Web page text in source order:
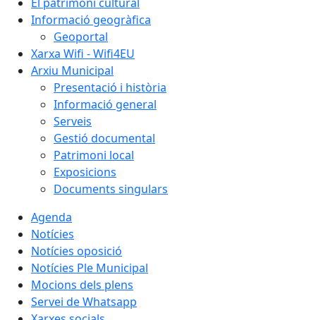
Informació geogràfica
Geoportal
Xarxa Wifi - Wifi4EU
Arxiu Municipal
Presentació i història
Informació general
Serveis
Gestió documental
Patrimoni local
Exposicions
Documents singulars
Agenda
Notícies
Notícies oposició
Notícies Ple Municipal
Mocions dels plens
Servei de Whatsapp